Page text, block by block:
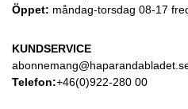
Öppet: måndag-torsdag 08-17
KUNDSERVICE
Telefon:+46(0)922-280 00